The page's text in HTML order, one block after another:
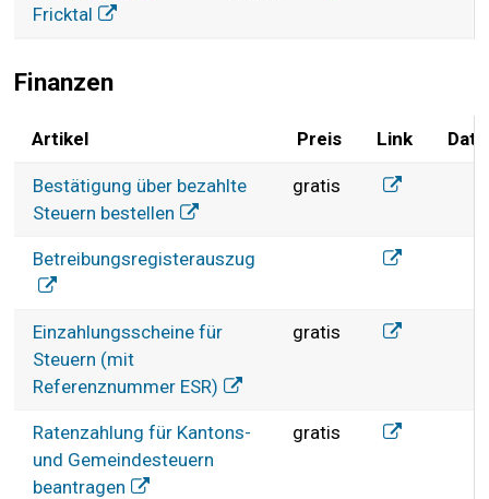
Fricktal
Finanzen
Finanzen
Artikel Preis Link
Bestätigung über bezahlte
Steuern bestellen
gratis Bestätigung
Betreibungsregisterauszug
Einzahlungsscheine für
Steuern (mit
Referenznummer ESR)
gratis
Ratenzahlung für Kantons-
und Gemeindesteuern
beantragen
gratis